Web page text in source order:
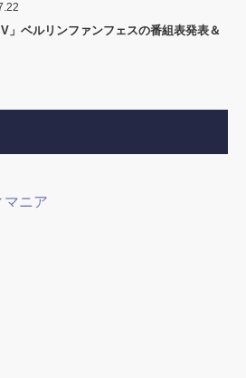
」ベルリンファンフェスの番組表発表＆
マニア